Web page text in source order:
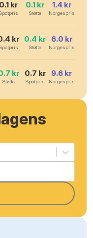
0.1 kr 0.1 kr
Støtte
1.4 kr
Norgespris
kr 0.4 kr
Støtte
6.0 kr
Norgespris
kr
Støtte
0.7 kr
Spotpris
9.6 kr
Norgespris